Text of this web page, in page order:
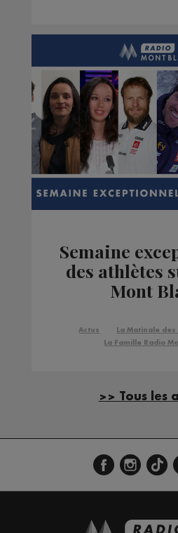
Semaine
des athlètes
Mont
Actus
La Matinale
La Famille Radio
>> Tous les